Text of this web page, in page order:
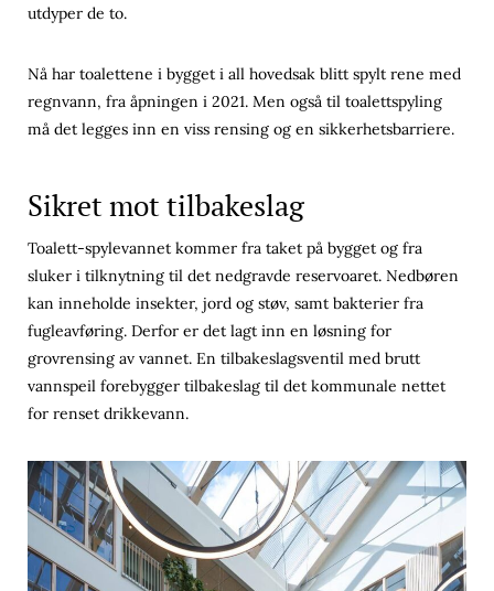
utdyper de to.
Nå har toalettene i bygget i all hovedsak blitt spylt rene med
regnvann, fra åpningen i 2021. Men også til toalettspyling
må det legges inn en viss rensing og en sikkerhetsbarriere.
Sikret mot tilbakeslag
Toalett-spylevannet kommer fra taket på bygget og fra
sluker i tilknytning til det nedgravde reservoaret. Nedbøren
kan inneholde insekter, jord og støv, samt bakterier fra
fugleavføring. Derfor er det lagt inn en løsning for
grovrensing av vannet. En tilbakeslagsventil med brutt
vannspeil forebygger tilbakeslag til det kommunale nettet
for renset drikkevann.